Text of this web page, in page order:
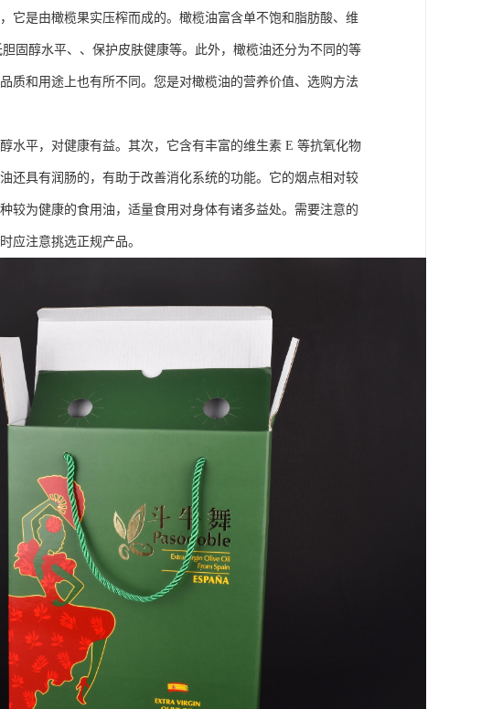
它是由橄榄果实压榨而成的。橄榄油富含单不饱和脂肪酸、维
固醇水平、、保护皮肤健康等。此外，橄榄油还分为不同的等
质和用途上也有所不同。您是对橄榄油的营养价值、选购方法
水平，对健康有益。其次，它含有丰富的维生素 E 等抗氧化物
还具有润肠的，有助于改善消化系统的功能。它的烟点相对较
较为健康的食用油，适量食用对身体有诸多益处。需要注意的
应注意挑选正规产品。